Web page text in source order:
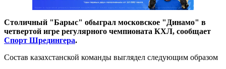
Столичный "Барыс" обыграл московское "Динамо" в
четвертой игре регулярного чемпионата КХЛ, сообщает
Спорт Шредингера.
Состав казахстанской команды выглядел следующим образом